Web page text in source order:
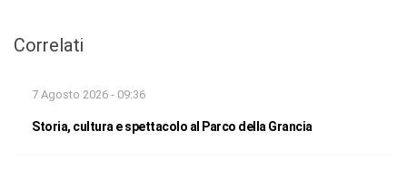
Correlati
7 Agosto 2026 - 09:36
Storia, cultura e spettacolo al Parco della Grancia